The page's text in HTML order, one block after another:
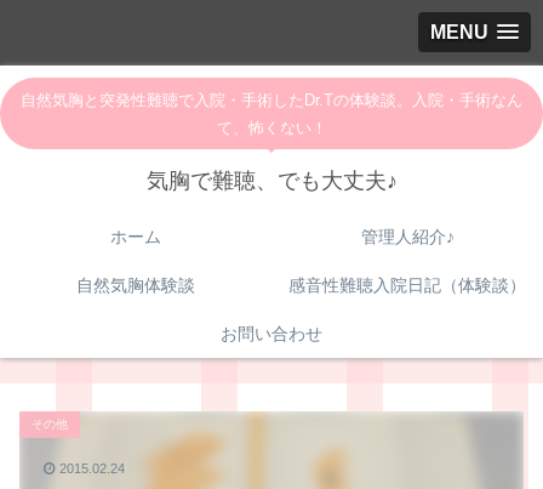
MENU
自然気胸と突発性難聴で入院・手術したDr.Tの体験談。入院・手術なん
て、怖くない！
気胸で難聴、でも大丈夫♪
ホーム 管理人紹介♪
自然気胸体験談 感音性難聴入院日記（体験談）
お問い合わせ
その他
2015.02.24